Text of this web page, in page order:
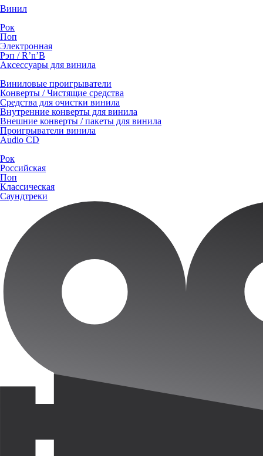
Винил
Рок
Поп
Электронная
Рэп / R’n’B
Аксессуары для винила
Виниловые проигрыватели
Конверты / Чистящие средства
Средства для очистки винила
Внутренние конверты для винила
Внешние конверты / пакеты для винила
Проигрыватели винила
Audio CD
Рок
Российская
Поп
Классическая
Саундтреки